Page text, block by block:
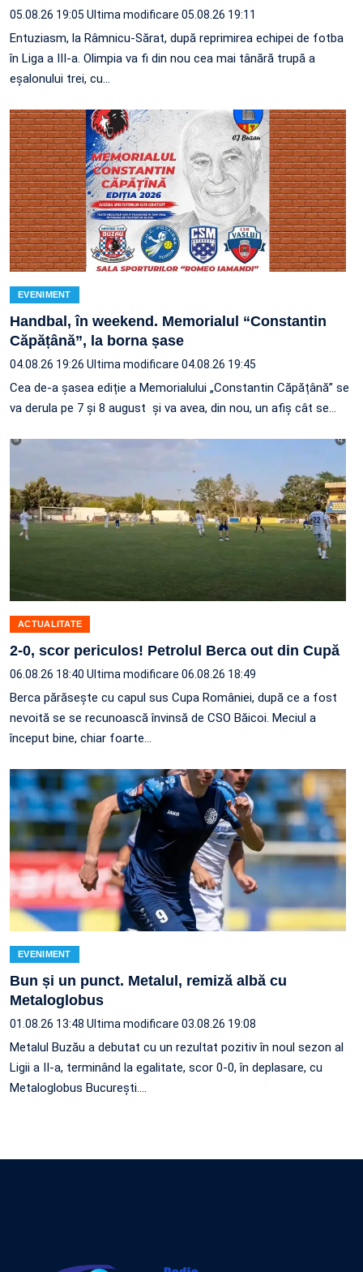
05.08.26 19:05 Ultima modificare 05.08.26 19:11
Entuziasm, la Râmnicu-Sărat, după reprimirea echipei de fotba
în Liga a III-a. Olimpia va fi din nou cea mai tânără trupă a
eșalonului trei, cu…
EVENIMENT
Handbal, în weekend. Memorialul “Constantin
Căpățână”, la borna șase
04.08.26 19:26 Ultima modificare 04.08.26 19:45
Cea de-a șasea ediție a Memorialului „Constantin Căpățână” se
va derula pe 7 și 8 august și va avea, din nou, un afiș cât se…
ACTUALITATE
2-0, scor periculos! Petrolul Berca out din Cupă
06.08.26 18:40 Ultima modificare 06.08.26 18:49
Berca părăsește cu capul sus Cupa României, după ce a fost
nevoită se se recunoască învinsă de CSO Băicoi. Meciul a
început bine, chiar foarte…
EVENIMENT
Bun și un punct. Metalul, remiză albă cu
Metaloglobus
01.08.26 13:48 Ultima modificare 03.08.26 19:08
Metalul Buzău a debutat cu un rezultat pozitiv în noul sezon al
Ligii a II-a, terminând la egalitate, scor 0-0, în deplasare, cu
Metaloglobus București.…